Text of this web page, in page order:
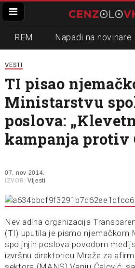
REM Napadi na novinare
Zvučni top
Propaganda Lokalni
Informer Slavko Ćuruvija
VESTI
TI pisao
Ministarstvu
poslova:
kampanja protiv
07. nov 2014.
IZVOR: Vijesti
Nevladina organizacija
(TI) uputila je pismo njemačkom
spoljnjih poslova povodom
izvršnu direktoricu Mreže za